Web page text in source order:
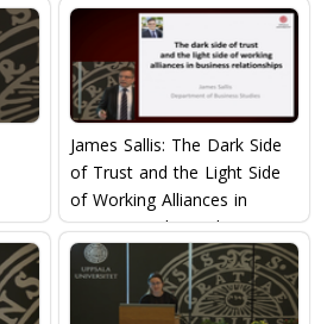
James Sallis: The Dark Side
of Trust and the Light Side
of Working Alliances in
Business Relationships